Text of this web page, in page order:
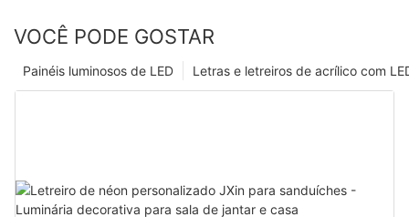
VOCÊ PODE GOSTAR
Letras e letreiros de acrílico com
Painéis luminosos de LED